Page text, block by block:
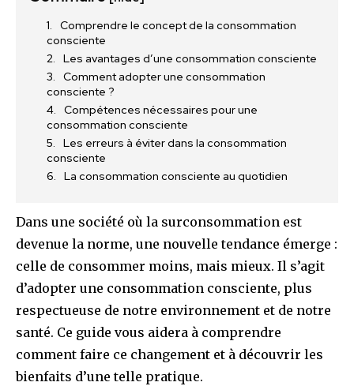
Comprendre le concept de la consommation
consciente
Les avantages d’une consommation consciente
Comment adopter une consommation
consciente ?
Compétences nécessaires pour une
consommation consciente
Les erreurs à éviter dans la consommation
consciente
La consommation consciente au quotidien
Dans une société où la surconsommation est
devenue la norme, une nouvelle tendance émerge :
celle de consommer moins, mais mieux. Il s’agit
d’adopter une consommation consciente, plus
respectueuse de notre environnement et de notre
santé. Ce guide vous aidera à comprendre
comment faire ce changement et à découvrir les
bienfaits d’une telle pratique.